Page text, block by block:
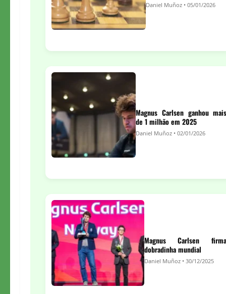
Daniel Muñoz • 05/01/2026
Magnus Carlsen ganhou
de 1 milhão em 2025
Daniel Muñoz • 02/01/2026
Magnus Carlsen
dobradinha mundial
Daniel Muñoz • 30/12/2025